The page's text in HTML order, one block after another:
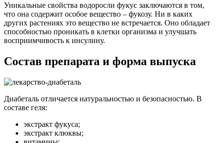
Уникальные свойства водоросли фукус заключаются в том,
что она содержит особое вещество – фукозу. Ни в каких
других растениях это вещество не встречается. Оно обладает
способностью проникать в клетки организма и улучшать
восприимчивость к инсулину.
Состав препарата и форма выпуска
Диабеталь отличается натуральностью и безопасностью. В
составе геля:
экстракт фукуса;
экстракт клюквы;